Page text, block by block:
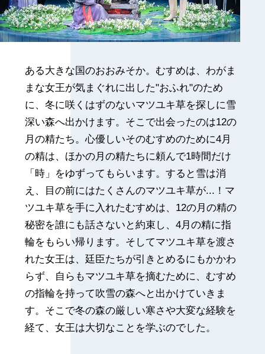
ある大きな国のおおみそか。むすめは、わがま
まな女王が気まぐれに出した"おふれ"のため
に、冬に咲くはずのないマツユキ草を探しに雪
深い森へ出かけます。そこで出会ったのは12の
月の精たち。心優しいそのむすめのために4月
の精は、ほかの月の精たちに頼んで1時間だけ
「時」をゆずってもらいます。すると雪は消
え、目の前にはたくさんのマツユキ草が...！マ
ツユキ草を手に入れたむすめは、12の月の精の
秘密を誰にも話さないと約束し、4月の精に指
輪をもらい帰ります。そしてマツユキ草を渡さ
れた女王は、廷臣たちが引きとめるにもかかわ
らず、自らもマツユキ草を摘むために、むすめ
の指輪を持って吹雪の森へと出かけていきま
す。そこで冬の森の厳しい寒さや大変な経験を
経て、女王は大切なことを学ぶのでした。